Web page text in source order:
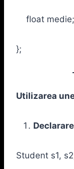
float medie;
};
Utilizarea
Student s1,